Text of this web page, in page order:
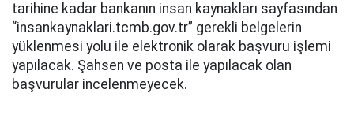
tarihine kadar bankanın insan kaynakları sayfasından
“insankaynaklari.tcmb.gov.tr” gerekli belgelerin
yüklenmesi yolu ile elektronik olarak başvuru işlemi
yapılacak. Şahsen ve posta ile yapılacak olan
başvurular incelenmeyecek.